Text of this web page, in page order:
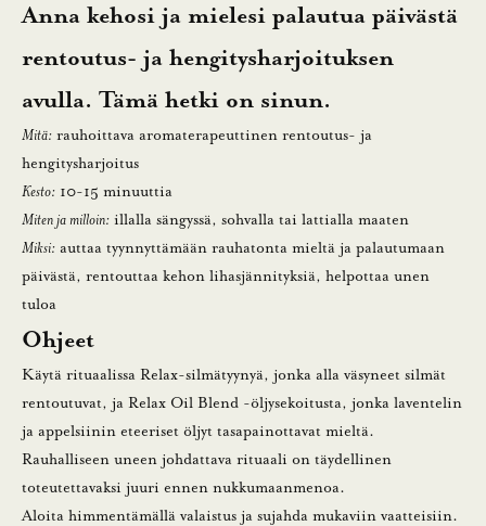
Anna kehosi ja mielesi palautua päivästä
rentoutus- ja hengitysharjoituksen
avulla. Tämä hetki on sinun.
Mitä: rauhoittava aromaterapeuttinen rentoutus- ja
hengitysharjoitus
Kesto: 10-15 minuuttia
Miten ja milloin: illalla sängyssä, sohvalla tai lattialla maaten
Miksi: auttaa tyynnyttämään rauhatonta mieltä ja palautumaan
päivästä, rentouttaa kehon lihasjännityksiä, helpottaa unen
tuloa
Ohjeet
Käytä rituaalissa Relax-silmätyynyä, jonka alla väsyneet silmät
rentoutuvat, ja Relax Oil Blend -öljysekoitusta, jonka laventelin
ja appelsiinin eteeriset öljyt tasapainottavat mieltä.
Rauhalliseen uneen johdattava rituaali on täydellinen
toteutettavaksi juuri ennen nukkumaanmenoa.
Aloita himmentämällä valaistus ja sujahda mukaviin vaatteisiin.